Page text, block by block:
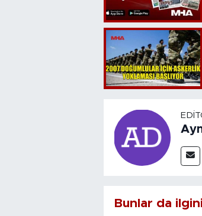
Bunlar da